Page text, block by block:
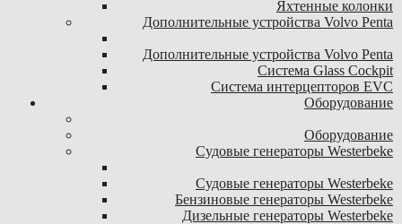
Яхтенные колонки
Дополнительные устройства Volvo Penta
Дополнительные устройства Volvo Penta
Система Glass Cockpit
Система интерцепторов EVC
Оборудование
Оборудование
Судовые генераторы Westerbeke
Судовые генераторы Westerbeke
Бензиновые генераторы Westerbeke
Дизельные генераторы Westerbeke